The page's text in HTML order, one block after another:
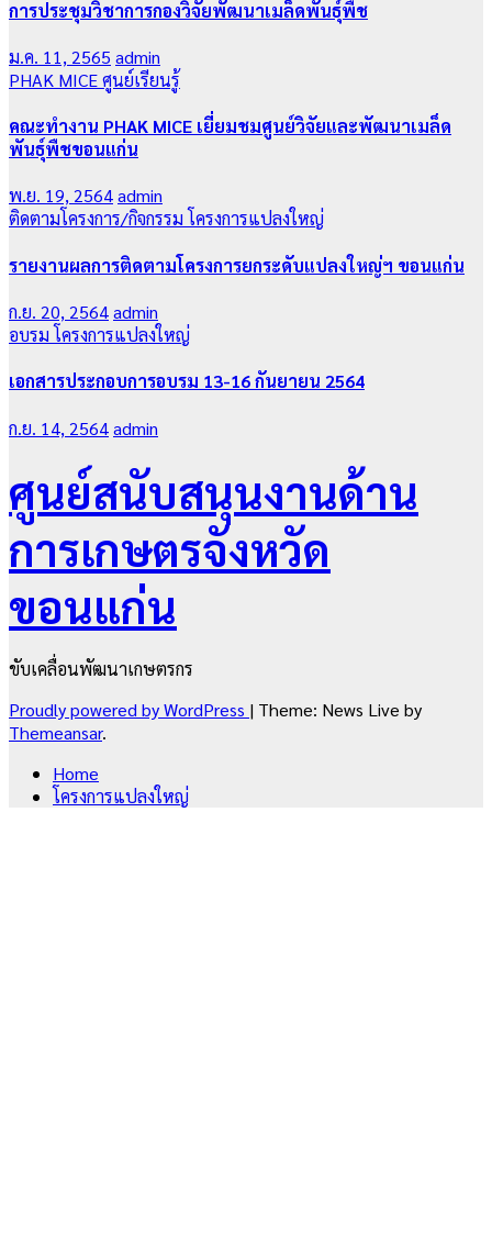
การประชุมวิชาการกองวิจัยพัฒนาเมล็ดพันธุ์พืช
ม.ค. 11, 2565 admin
PHAK MICEศูนย์เรียนรู้
คณะทำงาน PHAK MICE เยี่ยมชมศูนย์วิจัยและพัฒนาเมล็ด
พันธุ์พืชขอนแก่น
พ.ย. 19, 2564admin
ติดตามโครงการ/กิจกรรม โครงการแปลงใหญ่
รายงานผลการติดตามโครงการยกระดับแปลงใหญ่ฯ ขอนแก่น
ก.ย. 20, 2564admin
อบรม โครงการแปลงใหญ่
เอกสารประกอบการอบรม 13-16 กันยายน 2564
ก.ย. 14, 2564admin
ศูนย์สนับสนุนงานด้าน
การเกษตรจังหวัด
ขอนแก่น
ขับเคลื่อนพัฒนาเกษตรกร
Proudly powered by WordPress | Theme: News Live by
Themeansar.
Home
โครงการแปลงใหญ่